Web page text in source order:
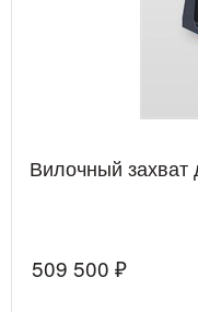
Вилочный захват
509 500 ₽